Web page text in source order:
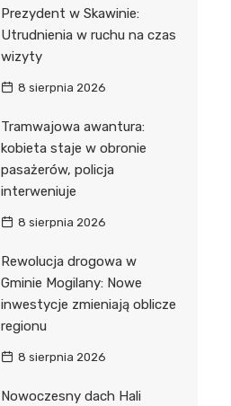
Prezydent w Skawinie:
Utrudnienia w ruchu na czas
wizyty
8 sierpnia 2026
Tramwajowa awantura:
kobieta staje w obronie
pasażerów, policja
interweniuje
8 sierpnia 2026
Rewolucja drogowa w
Gminie Mogilany: Nowe
inwestycje zmieniają oblicze
regionu
8 sierpnia 2026
Nowoczesny dach Hali